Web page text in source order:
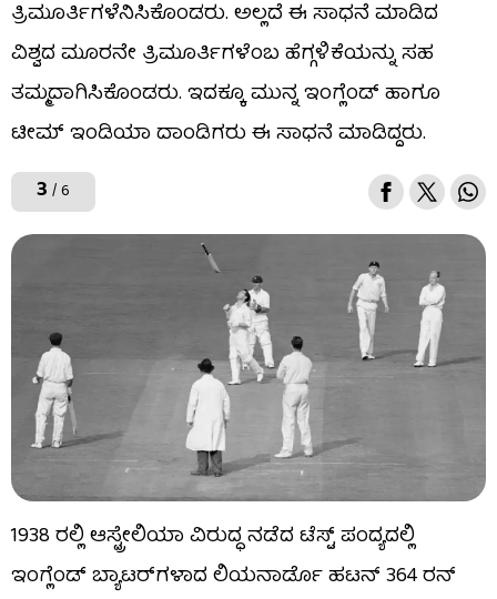
ತ್ರಿಮೂರ್ತಿಗಳೆನಿಸಿಕೊಂಡರು. ಅಲ್ಲದೆ ಈ ಸಾಧನೆ ಮಾಡಿದ
ವಿಶ್ವದ ಮೂರನೇ ತ್ರಿಮೂರ್ತಿಗಳೆಂಬ ಹೆಗ್ಗಳಿಕೆಯನ್ನು ಸಹ
ತಮ್ಮದಾಗಿಸಿಕೊಂಡರು. ಇದಕ್ಕೂ ಮುನ್ನ ಇಂಗ್ಲೆಂಡ್ ಹಾಗೂ
ಟೀಮ್ ಇಂಡಿಯಾ ದಾಂಡಿಗರು ಈ ಸಾಧನೆ ಮಾಡಿದ್ದರು.
3 / 6
1938 ರಲ್ಲಿ ಆಸ್ಟ್ರೇಲಿಯಾ ವಿರುದ್ಧ ನಡೆದ ಟೆಸ್ಟ್ ಪಂದ್ಯದಲ್ಲಿ
ಇಂಗ್ಲೆಂಡ್​ ಬ್ಯಾಟರ್​ಗಳಾದ ಲಿಯನಾರ್ಡೊ ಹಟನ್ 364 ರನ್